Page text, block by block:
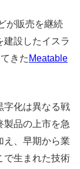
が販売を継続
建設したイスラ
きた Meatable
字化は異なる戦
製品の上市を急
え、早期から業
で生まれた技術